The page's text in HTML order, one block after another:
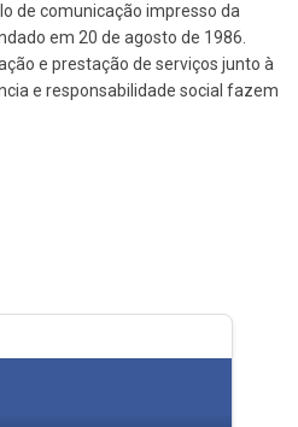
de comunicação impresso da
em 20 de agosto de 1986.
e prestação de serviços junto à
e responsabilidade social fazem